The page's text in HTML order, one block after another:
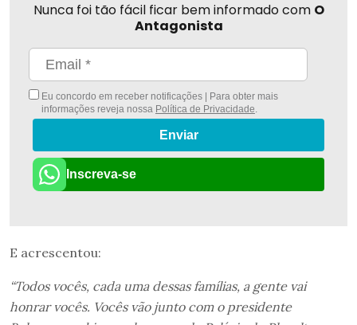
Nunca foi tão fácil ficar bem informado com O
Antagonista
Eu concordo em receber notificações | Para obter mais
informações reveja nossa Política de Privacidade.
Enviar
Inscreva-se
E acrescentou:
“Todos vocês, cada uma dessas famílias, a gente vai
honrar vocês. Vocês vão junto com o presidente